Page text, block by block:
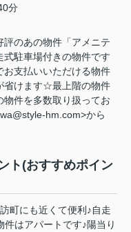
分
のあの物件「アメニテ
駐車場付きの物件です
支払いいただける物件
省けます☆最上階の物件
件を多数取り扱ってお
hm.com>から
ト(おすすめポイン
町にも近くて便利♪自走
はアパートです♪陽当り